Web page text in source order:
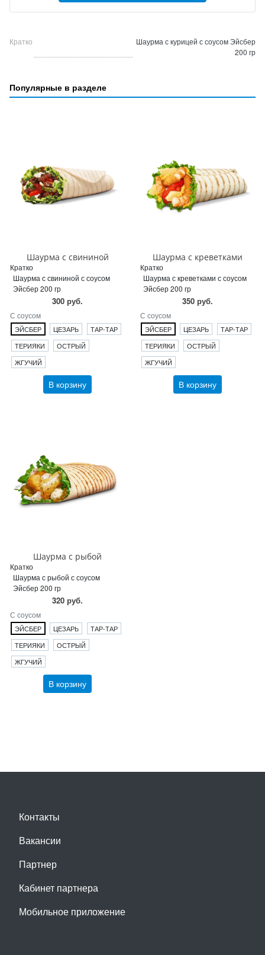
Кратко
Шаурма с курицей с соусом Эйсбер
200 гр
Популярные в разделе
Шаурма с свининой
Кратко
Шаурма с свининой с соусом
Эйсбер 200 гр
300 руб.
С соусом
ЭЙСБЕР ЦЕЗАРЬ
ТАР-ТАР
ТЕРИЯКИ
ОСТРЫЙ
ЖГУЧИЙ
В корзину
Шаурма с креветками
Кратко
Шаурма с креветками с соусом
Эйсбер 200 гр
350 руб.
С соусом
ЭЙСБЕР ЦЕЗАРЬ
ТАР-ТАР
ТЕРИЯКИ
ОСТРЫЙ
ЖГУЧИЙ
В корзину
Шаурма с рыбой
Кратко
Шаурма с рыбой с соусом
Эйсбер 200 гр
320 руб.
С соусом
ЭЙСБЕР ЦЕЗАРЬ
ТАР-ТАР
ТЕРИЯКИ
ОСТРЫЙ
ЖГУЧИЙ
В корзину
Контакты
Вакансии
Партнер
Кабинет партнера
Мобильное приложение